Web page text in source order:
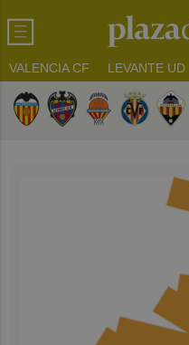
VALENCIA CF LEVANTE UD